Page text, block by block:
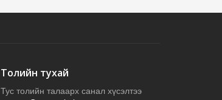
Толийн тухай
Тус толийн талаарх санал хүсэлтээ